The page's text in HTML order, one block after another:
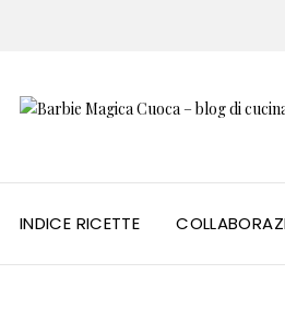
INDICE RICETTE